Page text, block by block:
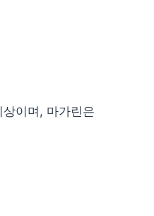
이며, 마가린은